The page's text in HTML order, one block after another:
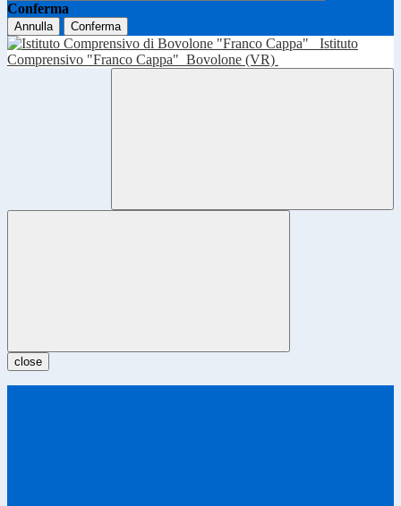
Conferma
Annulla Conferma
Istituto
Comprensivo "Franco Cappa" Bovolone (VR)
close